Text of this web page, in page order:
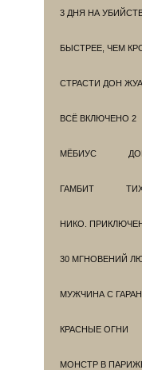
3 ДНЯ НА
БЫСТРЕЕ, ЧЕМ
СТРАСТИ ДОН
ВСЁ ВКЛЮЧЕНО 2
МЁБИУС
ГАМБИТ
НИКО.
30 МГНОВЕНИЙ
МУЖЧИНА С
КРАСНЫЕ ОГНИ
МОНСТР В